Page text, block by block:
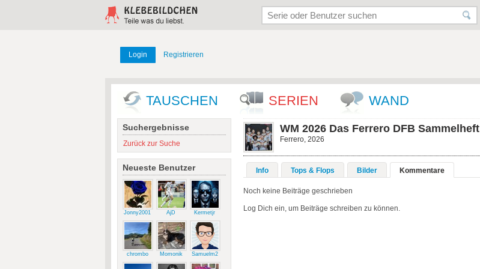
Login Registrieren
TAUSCHEN SERIEN WAND
Suchergebnisse
Zurück zur Suche
Neueste Benutzer
Jonny2001 AjD Kermetjr
chrombo Momonik Samuelm2
WM 2026 Das Ferrero DFB Sammelheft
Ferrero, 2026
Info Tops & Flops Bilder Kommentare
Noch keine Beiträge geschrieben
Log Dich ein, um Beiträge schreiben zu können.